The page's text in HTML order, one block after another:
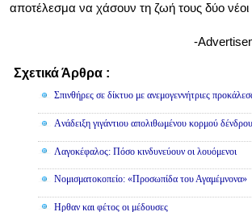
αποτέλεσμα να χάσουν τη ζωή τους δύο
-
Σχετικά Άρθρα :
Σπινθήρες σε δίκτυο με ανεμογεννήτριες
Aνάδειξη γιγάντιου απολιθωμένου κορμού
Λαγοκέφαλος: Πόσο κινδυνεύουν οι λουόμενοι
Νομισματοκοπείο: «Προσωπίδα του Αγαμέμνονα»
Ηρθαν και φέτος οι μέδουσες